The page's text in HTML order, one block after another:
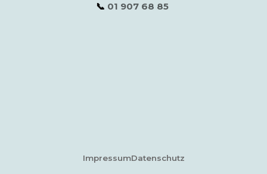
📞 01 907 68 85
ImpressumDatenschutz